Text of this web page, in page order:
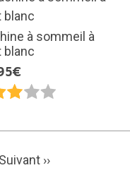
à sommeil à
blanc
Suivant ››